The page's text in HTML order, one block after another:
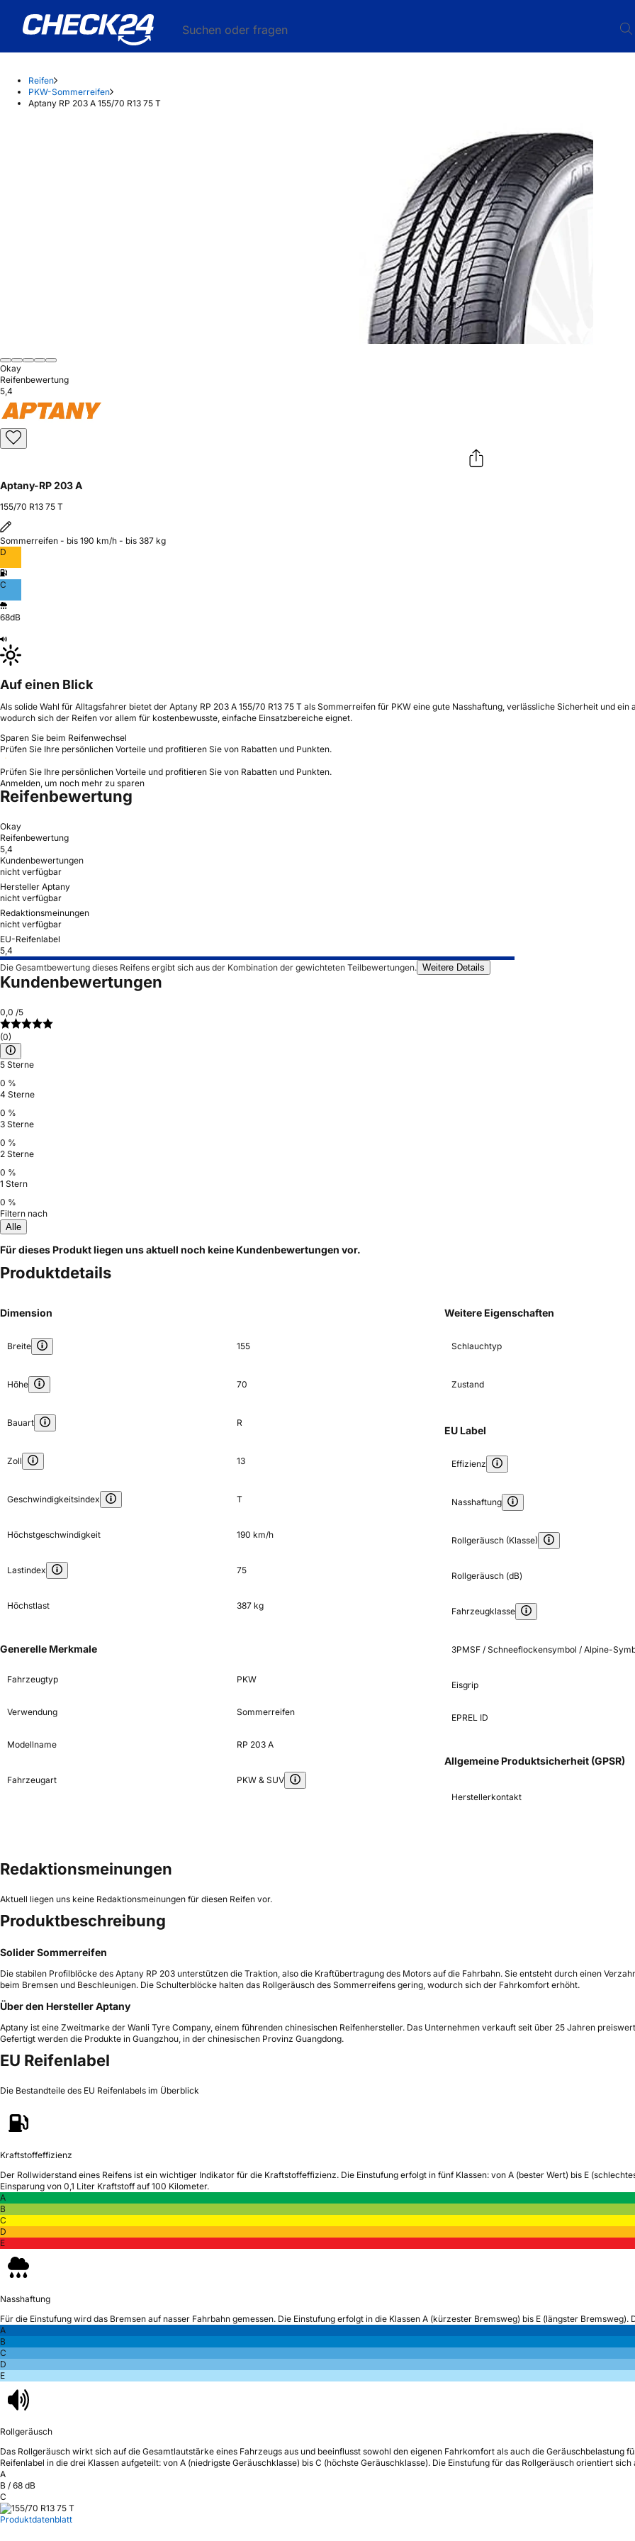
Suchen oder fragen
Reifen
PKW-Sommerreifen
Aptany RP 203 A 155/70 R13 75 T
Okay
Reifenbewertung
5,4
Aptany-RP 203 A
155/70 R13 75 T
Sommerreifen - bis 190 km/h - bis 387 kg
D
C
68dB
Auf einen Blick
Als solide Wahl für Alltagsfahrer bietet der Aptany RP 203 A 155/70 R13 75 T als Sommerreifen für PKW eine gute Nasshaftung, verlässliche Sicherheit und
wodurch sich der Reifen vor allem für kostenbewusste, einfache Einsatzbereiche eignet.
Sparen Sie beim Reifenwechsel
Prüfen Sie Ihre persönlichen Vorteile und profitieren Sie von Rabatten und Punkten.
Prüfen Sie Ihre persönlichen Vorteile und profitieren Sie von Rabatten und Punkten.
Anmelden, um noch mehr zu sparen
Reifenbewertung
Okay
Reifenbewertung
5,4
Kundenbewertungen
nicht verfügbar
Hersteller Aptany
nicht verfügbar
Redaktionsmeinungen
nicht verfügbar
EU-Reifenlabel
5,4
Die Gesamtbewertung dieses Reifens ergibt sich aus der Kombination der gewichteten Teilbewertungen. Weitere Details
Kundenbewertungen
0,0 /5
(0)
5 Sterne
0 %
4 Sterne
0 %
3 Sterne
0 %
2 Sterne
0 %
1 Stern
0 %
Filtern nach
Alle
Für dieses Produkt liegen uns aktuell noch keine Kundenbewertungen vor.
Produktdetails
Dimension
Breite 155
Höhe 70
Bauart R
Zoll 13
Geschwindigkeitsindex T
Höchstgeschwindigkeit 190 km/h
Lastindex 75
Höchstlast 387 kg
Generelle Merkmale
Fahrzeugtyp PKW
Verwendung Sommerreifen
Modellname RP 203 A
Fahrzeugart PKW & SUV
Weitere Eigenschaften
Schlauchtyp
Zustand
EU Label
Effizienz
Nasshaftung
Rollgeräusch (Klasse)
Rollgeräusch (dB)
Fahrzeugklasse
3PMSF / Schneeflockensymbol / Alpine-
Eisgrip
EPREL ID
Allgemeine Produktsicherheit (GPSR)
Herstellerkontakt
Redaktionsmeinungen
Aktuell liegen uns keine Redaktionsmeinungen für diesen Reifen vor.
Produktbeschreibung
Solider Sommerreifen
Die stabilen Profilblöcke des Aptany RP 203 unterstützen die Traktion, also die Kraftübertragung des Motors auf die Fahrbahn. Sie entsteht durch einen
beim Bremsen und Beschleunigen. Die Schulterblöcke halten das Rollgeräusch des Sommerreifens gering, wodurch sich der Fahrkomfort erhöht.
Über den Hersteller Aptany
Aptany ist eine Zweitmarke der Wanli Tyre Company, einem führenden chinesischen Reifenhersteller. Das Unternehmen verkauft seit über 25 Jahren
Gefertigt werden die Produkte in Guangzhou, in der chinesischen Provinz Guangdong.
EU Reifenlabel
Die Bestandteile des EU Reifenlabels im Überblick
Kraftstoffeffizienz
Der Rollwiderstand eines Reifens ist ein wichtiger Indikator für die Kraftstoffeffizienz. Die Einstufung erfolgt in fünf Klassen: von A (bester Wert) bis E
Einsparung von 0,1 Liter Kraftstoff auf 100 Kilometer.
A
B
C
D
E
Nasshaftung
Für die Einstufung wird das Bremsen auf nasser Fahrbahn gemessen. Die Einstufung erfolgt in die Klassen A (kürzester Bremsweg) bis E (längster
A
B
C
D
E
Rollgeräusch
Das Rollgeräusch wirkt sich auf die Gesamtlautstärke eines Fahrzeugs aus und beeinflusst sowohl den eigenen Fahrkomfort als auch die Geräuschbelastung
Reifenlabel in die drei Klassen aufgeteilt: von A (niedrigste Geräuschklasse) bis C (höchste Geräuschklasse). Die Einstufung für das Rollgeräusch orientiert sich
A
B / 68 dB
C
Produktdatenblatt